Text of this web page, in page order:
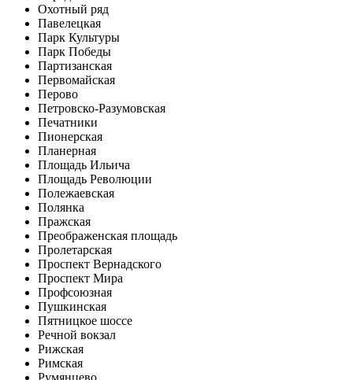
Охотный ряд
Павелецкая
Парк Культуры
Парк Победы
Партизанская
Первомайская
Перово
Петровско-Разумовская
Печатники
Пионерская
Планерная
Площадь Ильича
Площадь Революции
Полежаевская
Полянка
Пражская
Преображенская площадь
Пролетарская
Проспект Вернадского
Проспект Мира
Профсоюзная
Пушкинская
Пятницкое шоссе
Речной вокзал
Рижская
Римская